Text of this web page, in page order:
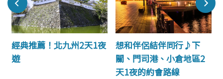
經典推薦！北九州2天1夜
遊
想和伴侶結伴同行♪下
關、門司港、小倉地區2
天1夜的約會路線